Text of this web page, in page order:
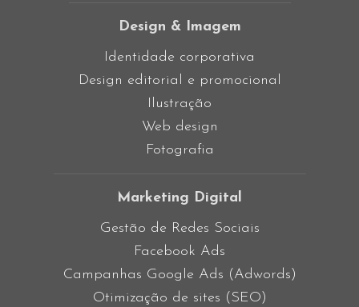
Design & Imagem
Identidade corporativa
Design editorial e promocional
Ilustração
Web design
Fotografia
Marketing Digital
Gestão de Redes Sociais
Facebook Ads
Campanhas Google Ads (Adwords)
Otimização de sites (SEO)